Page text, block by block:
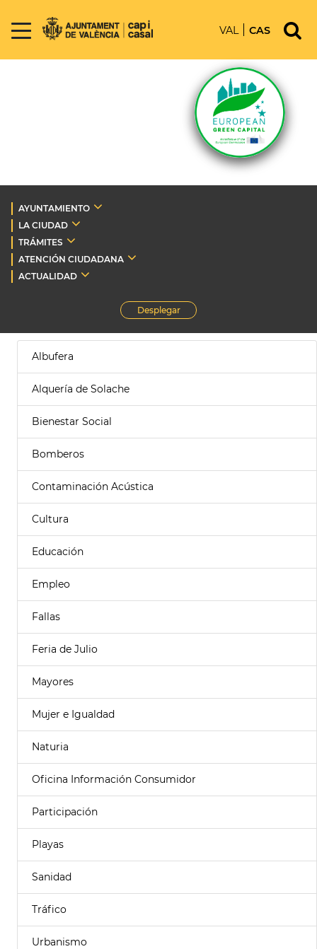
VAL CAS
AYUNTAMIENTO
LA CIUDAD
TRÁMITES
ATENCIÓN CIUDADANA
ACTUALIDAD
Desplegar
Albufera
Alquería de Solache
Bienestar Social
Bomberos
Contaminación Acústica
Cultura
Educación
Empleo
Fallas
Feria de Julio
Mayores
Mujer e Igualdad
Naturia
Oficina Información Consumidor
Participación
Playas
Sanidad
Tráfico
Urbanismo